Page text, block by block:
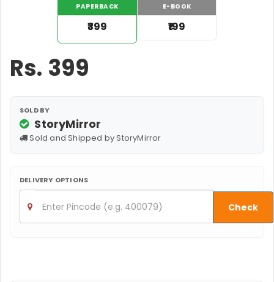
PAPERBACK
₹399
E-BOOK
₹199
Rs. 399
SOLD BY
StoryMirror
Sold and Shipped by StoryMirror
DELIVERY OPTIONS
Check